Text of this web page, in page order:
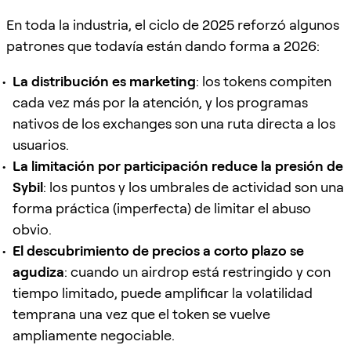
En toda la industria, el ciclo de 2025 reforzó algunos
patrones que todavía están dando forma a 2026:
La distribución es marketing: los tokens compiten
cada vez más por la atención, y los programas
nativos de los exchanges son una ruta directa a los
usuarios.
La limitación por participación reduce la presión de
Sybil: los puntos y los umbrales de actividad son una
forma práctica (imperfecta) de limitar el abuso
obvio.
El descubrimiento de precios a corto plazo se
agudiza: cuando un airdrop está restringido y con
tiempo limitado, puede amplificar la volatilidad
temprana una vez que el token se vuelve
ampliamente negociable.